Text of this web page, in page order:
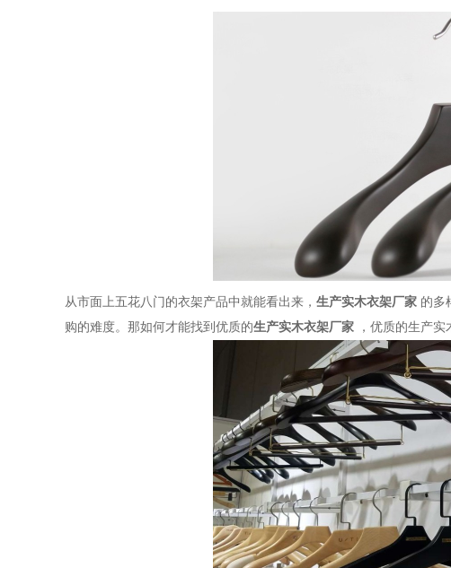
从市面上五花八门的衣架产品中就能看出来， 生产实木衣架厂家 的多
购的难度。那如何才能找到优质的生产实木衣架厂家 ，优质的生产